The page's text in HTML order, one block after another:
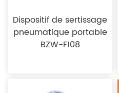
Dispositif de sertissage
pneumatique portable
BZW-F108